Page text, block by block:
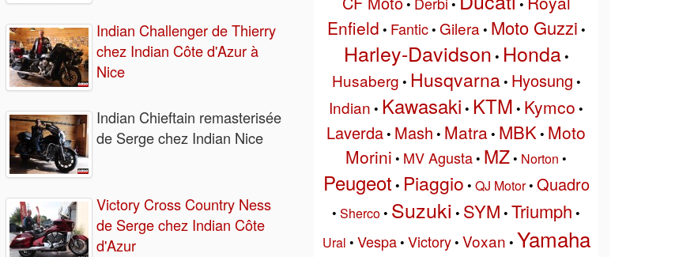
Indian Challenger de Thierry
chez Indian Côte d'Azur à
Nice
Indian Chieftain remasterisée
de Serge chez Indian Nice
Victory Cross Country Ness
de Serge chez Indian Côte
d'Azur
• • •
Enfield • Fantic• Gilera • Moto Guzzi •
Harley-Davidson • Honda•
Husaberg • Husqvarna• Hyosung •
Indian • Kawasaki • KTM • Kymco •
Laverda• Mash • Matra• MBK • Moto
Morini • MV Agusta• MZ• Norton •
Peugeot • Piaggio • QJ Motor• Quadro
• Sherco• Suzuki • SYM • Triumph •
Ural • Vespa• Victory• Voxan • Yamaha